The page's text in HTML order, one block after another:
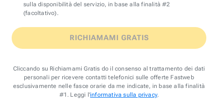
sulla disponibilità del servizio, in base alla finalità #2
(facoltativo).
RICHIAMAMI GRATIS
Cliccando su Richiamami Gratis do il consenso al trattamento dei dati
personali per ricevere contatti telefonici sulle offerte Fastweb
esclusivamente nelle fasce orarie da me indicate, in base alla finalità
#1. Leggi l'informativa sulla privacy.